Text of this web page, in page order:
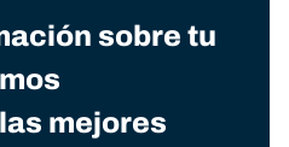
sobre tu
mejores